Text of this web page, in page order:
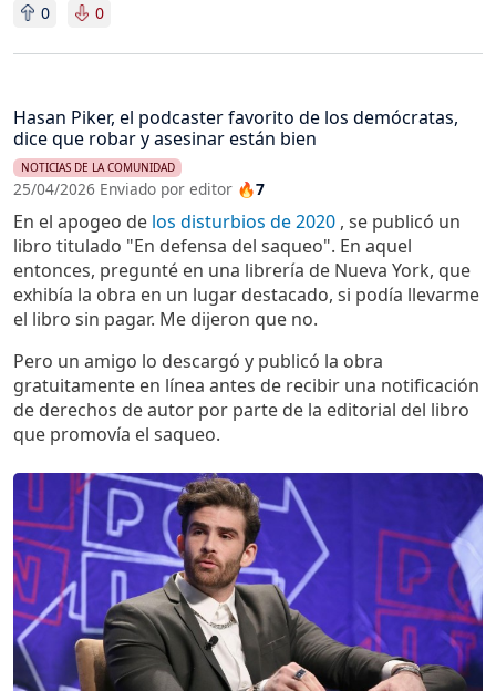
0 0
Hasan Piker, el podcaster favorito de los demócratas,
dice que robar y asesinar están bien
NOTICIAS DE LA COMUNIDAD
25/04/2026 Enviado por editor 🔥7
En el apogeo de los disturbios de 2020 , se publicó un
libro titulado "En defensa del saqueo". En aquel
entonces, pregunté en una librería de Nueva York, que
exhibía la obra en un lugar destacado, si podía llevarme
el libro sin pagar. Me dijeron que no.
Pero un amigo lo descargó y publicó la obra
gratuitamente en línea antes de recibir una notificación
de derechos de autor por parte de la editorial del libro
que promovía el saqueo.
Imagen